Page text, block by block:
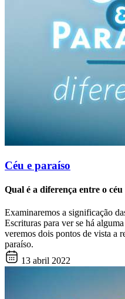
Céu e paraíso
Qual é a diferença entre o céu
Examinaremos a significação
Escrituras para ver se há
veremos dois pontos de vista a
paraíso.
13 abril 2022